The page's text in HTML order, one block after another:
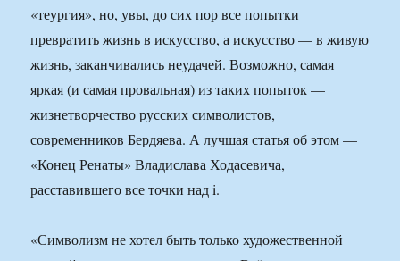
«теургия», но, увы, до сих пор все попытки
превратить жизнь в искусство, а искусство — в живую
жизнь, заканчивались неудачей. Возможно, самая
яркая (и самая провальная) из таких попыток —
жизнетворчество русских символистов,
современников Бердяева. А лучшая статья об этом —
«Конец Ренаты» Владислава Ходасевича,
расставившего все точки над i.
«Символизм не хотел быть только художественной